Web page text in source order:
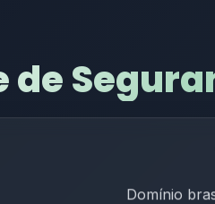
de
Domínio